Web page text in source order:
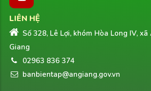
LIÊN HỆ
Số 328, Lê Lợi, khóm Hòa Long IV,
Giang
02963 836 374
banbientap@angiang.gov.vn